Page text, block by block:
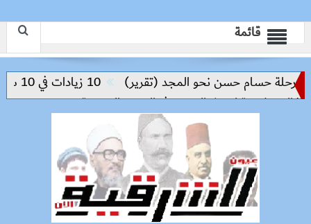
قائمة
حسام حسن نحو المجد (تقرير) 10 زيادات في 10 سنوات.. هل حان الوقت لرفع دعم البنزين نهائيا؟